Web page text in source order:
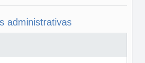
administrativas